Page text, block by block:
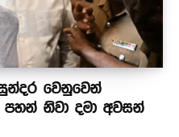
වෙනුවෙන්
නිවා දමා අවසන්